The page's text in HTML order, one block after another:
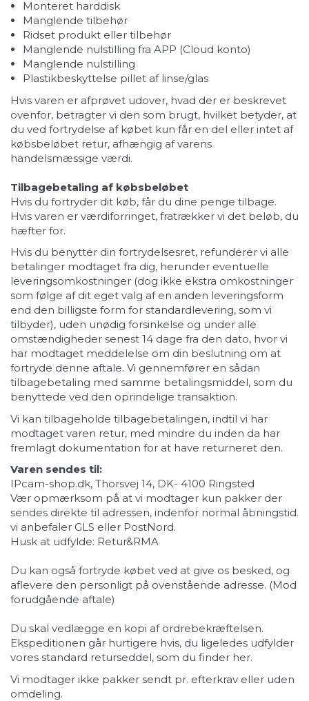
Monteret harddisk
Manglende tilbehør
Ridset produkt eller tilbehør
Manglende nulstilling fra APP (Cloud konto)
Manglende nulstilling
Plastikbeskyttelse pillet af linse/glas
Hvis varen er afprøvet udover, hvad der er beskrevet
ovenfor, betragter vi den som brugt, hvilket betyder, at
du ved fortrydelse af købet kun får en del eller intet af
købsbeløbet retur, afhængig af varens
handelsmæssige værdi.
Tilbagebetaling af købsbeløbet
Hvis du fortryder dit køb, får du dine penge tilbage.
Hvis varen er værdiforringet, fratrækker vi det beløb, du
hæfter for.
Hvis du benytter din fortrydelsesret, refunderer vi alle
betalinger modtaget fra dig, herunder eventuelle
leveringsomkostninger (dog ikke ekstra omkostninger
som følge af dit eget valg af en anden leveringsform
end den billigste form for standardlevering, som vi
tilbyder), uden unødig forsinkelse og under alle
omstændigheder senest 14 dage fra den dato, hvor vi
har modtaget meddelelse om din beslutning om at
fortryde denne aftale. Vi gennemfører en sådan
tilbagebetaling med samme betalingsmiddel, som du
benyttede ved den oprindelige transaktion.
Vi kan tilbageholde tilbagebetalingen, indtil vi har
modtaget varen retur, med mindre du inden da har
fremlagt dokumentation for at have returneret den.
Varen sendes til:
IPcam-shop.dk, Thorsvej 14, DK- 4100 Ringsted
Vær opmærksom på at vi modtager kun pakker der
sendes direkte til adressen, indenfor normal åbningstid.
vi anbefaler GLS eller PostNord.
Husk at udfylde: Retur&RMA
Du kan også fortryde købet ved at give os besked, og
aflevere den personligt på ovenstående adresse. (Mod
forudgående aftale)
Du skal vedlægge en kopi af ordrebekræftelsen.
Ekspeditionen går hurtigere hvis, du ligeledes udfylder
vores standard returseddel, som du finder her.
Vi modtager ikke pakker sendt pr. efterkrav eller uden
omdeling.